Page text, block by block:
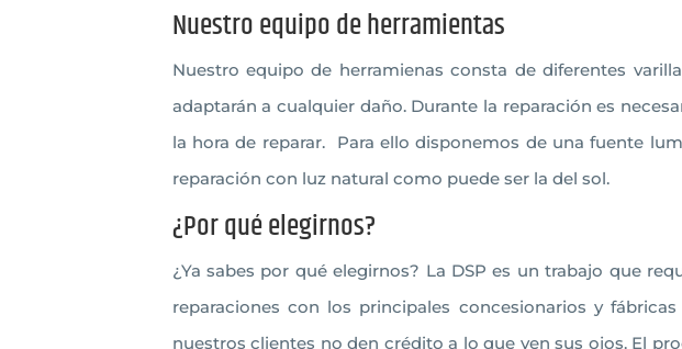
Nuestro equipo de herramientas
Nuestro equipo de herramienas consta de diferentes
adaptarán a cualquier daño. Durante la reparación es
la hora de reparar. Para ello disponemos de una fuente
reparación con luz natural como puede ser la del sol.
¿Por qué elegirnos?
¿Ya sabes por qué elegirnos? La DSP es un trabajo que
reparaciones con los principales concesionarios y
nuestros clientes no den crédito a lo que ven sus ojos. El